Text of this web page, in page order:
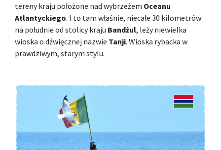
tereny kraju położone nad wybrzeżem Oceanu
Atlantyckiego. I to tam właśnie, niecałe 30 kilometrów
na południe od stolicy kraju Bandżul, leży niewielka
wioska o dźwięcznej nazwie Tanji. Wioska rybacka w
prawdziwym, starym stylu.